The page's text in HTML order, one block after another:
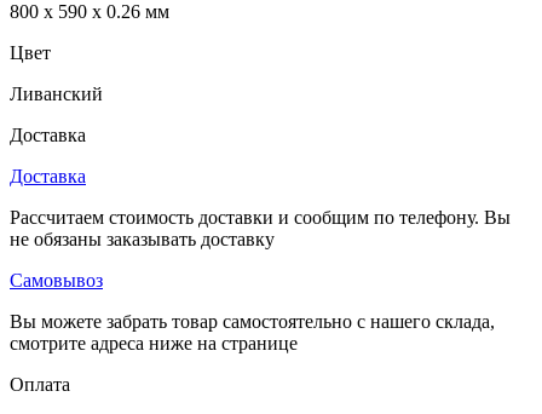
800 x 590 x 0.26 мм
Цвет
Ливанский
Доставка
Доставка
Рассчитаем стоимость доставки и сообщим по телефону. Вы
не обязаны заказывать доставку
Самовывоз
Вы можете забрать товар самостоятельно с нашего склада,
смотрите адреса ниже на странице
Оплата